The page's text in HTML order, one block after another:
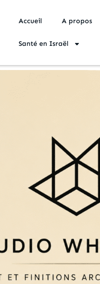
Accueil A propos
Santé en Israël